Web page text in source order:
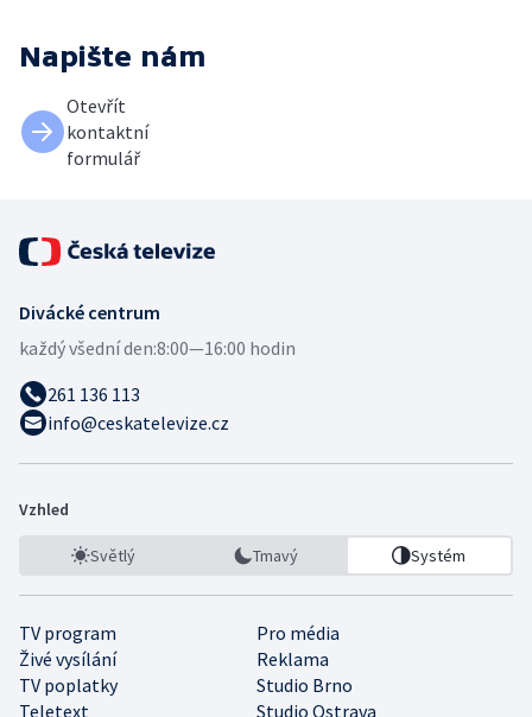
Napište nám
Otevřít
kontaktní
formulář
Divácké centrum
každý všední den:8:00—16:00 hodin
261 136 113
info@ceskatelevize.cz
Vzhled
Světlý Tmavý Systém
TV program
Pro média
Živé vysílání
Reklama
TV poplatky
Studio Brno
Teletext
Studio Ostrava